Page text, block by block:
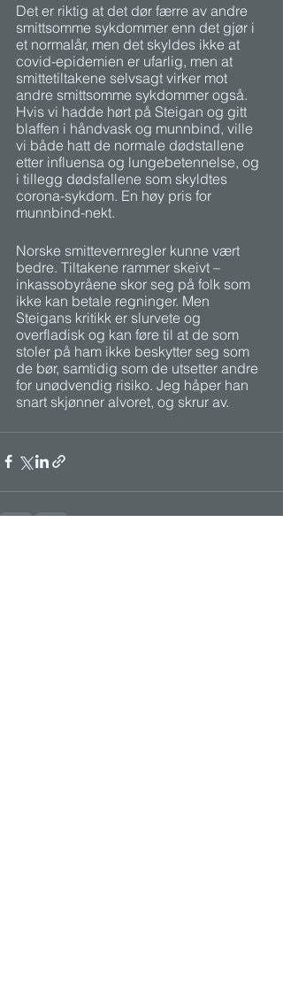
Det er riktig at det dør færre av andre
smittsomme sykdommer enn det gjør i
et normalår, men det skyldes ikke at
covid-epidemien er ufarlig, men at
smittetiltakene selvsagt virker mot
andre smittsomme sykdommer også.
Hvis vi hadde hørt på Steigan og gitt
blaffen i håndvask og munnbind, ville
vi både hatt de normale dødstallene
etter influensa og lungebetennelse, og
i tillegg dødsfallene som skyldtes
corona-sykdom. En høy pris for
munnbind-nekt.
Norske smittevernregler kunne vært
bedre. Tiltakene rammer skeivt –
inkassobyråene skor seg på folk som
ikke kan betale regninger. Men
Steigans kritikk er slurvete og
overfladisk og kan føre til at de som
stoler på ham ikke beskytter seg som
de bør, samtidig som de utsetter andre
for unødvendig risiko. Jeg håper han
snart skjønner alvoret, og skrur av.